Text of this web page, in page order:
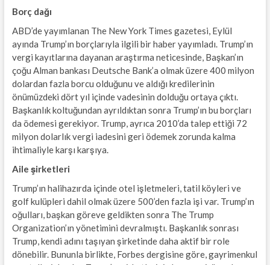
Borç dağı
ABD’de yayımlanan The New York Times gazetesi, Eylül
ayında Trump’ın borçlarıyla ilgili bir haber yayımladı. Trump’ın
vergi kayıtlarına dayanan araştırma neticesinde, Başkan’ın
çoğu Alman bankası Deutsche Bank’a olmak üzere 400 milyon
dolardan fazla borcu olduğunu ve aldığı kredilerinin
önümüzdeki dört yıl içinde vadesinin dolduğu ortaya çıktı.
Başkanlık koltuğundan ayrıldıktan sonra Trump’ın bu borçları
da ödemesi gerekiyor. Trump, ayrıca 2010’da talep ettiği 72
milyon dolarlık vergi iadesini geri ödemek zorunda kalma
ihtimaliyle karşı karşıya.
Aile şirketleri
Trump’ın halihazırda içinde otel işletmeleri, tatil köyleri ve
golf kulüpleri dahil olmak üzere 500’den fazla işi var. Trump’ın
oğulları, başkan göreve geldikten sonra The Trump
Organization’ın yönetimini devralmıştı. Başkanlık sonrası
Trump, kendi adını taşıyan şirketinde daha aktif bir role
dönebilir. Bununla birlikte, Forbes dergisine göre, gayrimenkul